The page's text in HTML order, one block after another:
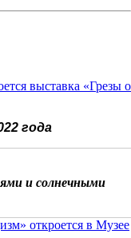
выставка «Грезы о
года
и солнечными
откроется в Музее